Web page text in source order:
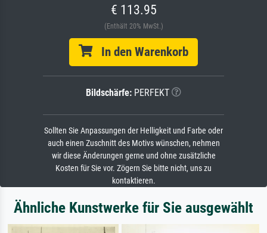
€ 113.95
(Enthält 20% MwSt.)
In den Warenkorb
Bildschärfe: PERFEKT
Sollten Sie Anpassungen der Helligkeit und Farbe oder
auch einen Zuschnitt des Motivs wünschen, nehmen
wir diese Änderungen gerne und ohne zusätzliche
Kosten für Sie vor. Zögern Sie bitte nicht, uns zu
kontaktieren.
Ähnliche Kunstwerke für Sie ausgewählt